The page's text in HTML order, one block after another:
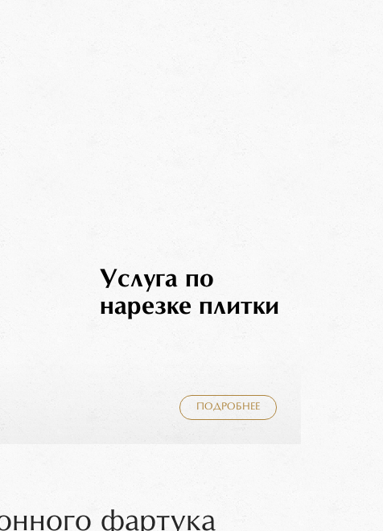
Услуга по
нарезке плитки
ПОДРОБНЕЕ
фартука